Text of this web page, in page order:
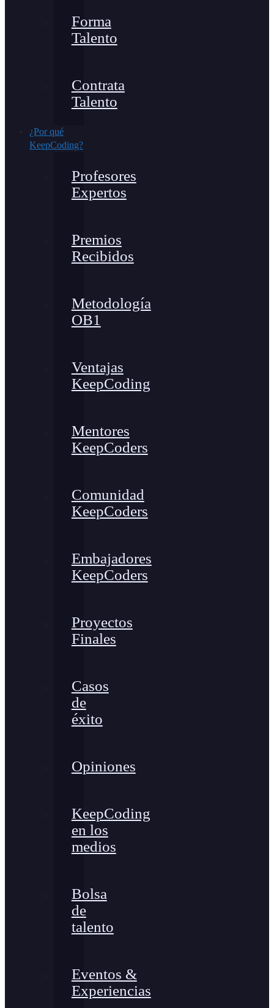
Forma
Talento
Contrata
Talento
¿Por qué
KeepCoding?
Profesores
Expertos
Premios
Recibidos
Metodología
OB1
Ventajas
KeepCoding
Mentores
KeepCoders
Comunidad
KeepCoders
Embajadores
KeepCoders
Proyectos
Finales
Casos
de
éxito
Opiniones
KeepCoding
en los
medios
Bolsa
de
talento
Eventos &
Experiencias